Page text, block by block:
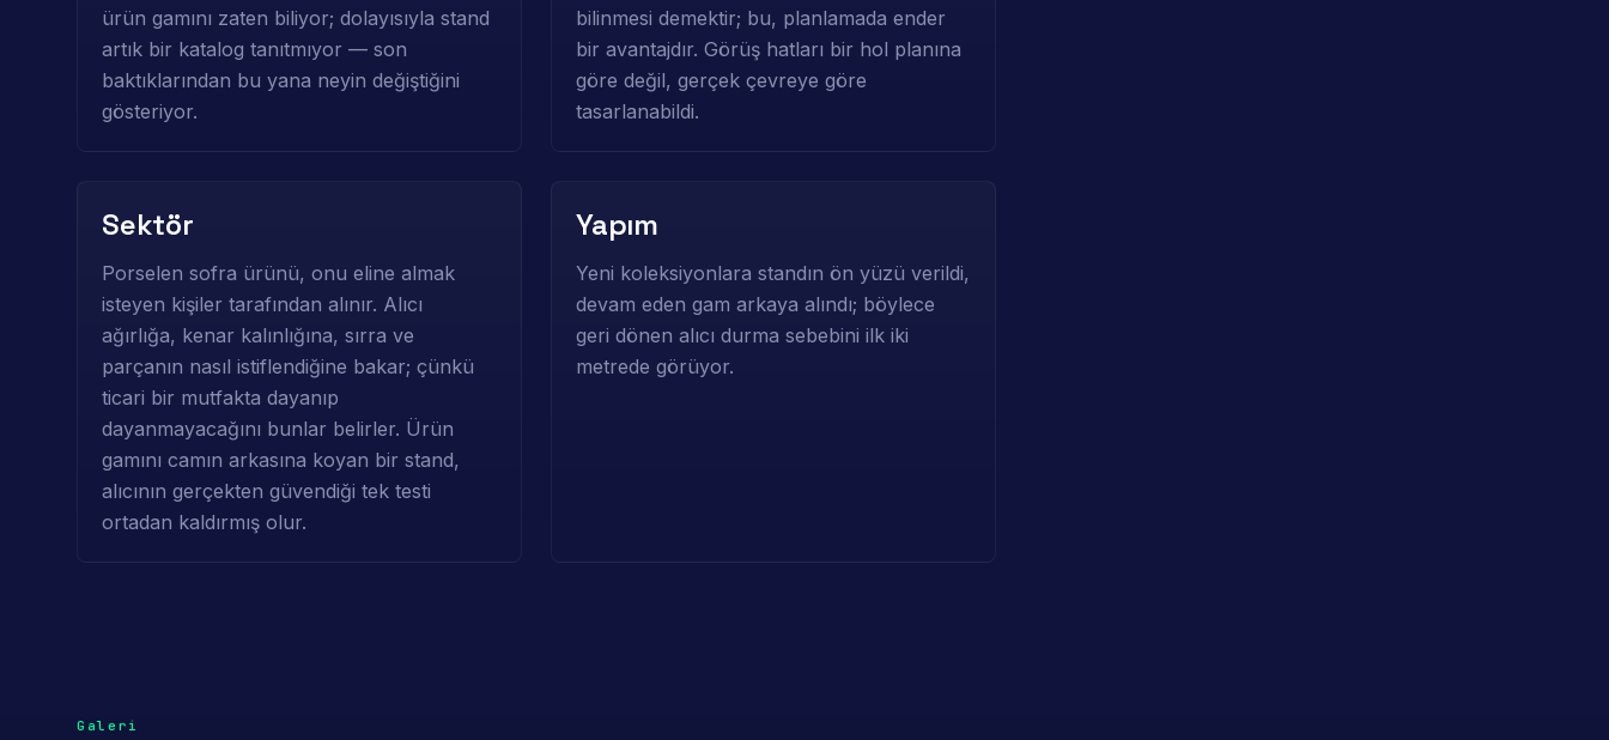
ürün gamını zaten biliyor; dolayısıyla stand
artık bir katalog tanıtmıyor — son
baktıklarından bu yana neyin değiştiğini
gösteriyor.
bilinmesi demektir; bu, planlamada ender
bir avantajdır. Görüş hatları bir hol planına
göre değil, gerçek çevreye göre
tasarlanabildi.
Sektör
Porselen sofra ürünü, onu eline almak
isteyen kişiler tarafından alınır. Alıcı
ağırlığa, kenar kalınlığına, sırra ve
parçanın nasıl istiflendiğine bakar; çünkü
ticari bir mutfakta dayanıp
dayanmayacağını bunlar belirler. Ürün
gamını camın arkasına koyan bir stand,
alıcının gerçekten güvendiği tek testi
ortadan kaldırmış olur.
Yapım
Yeni koleksiyonlara standın ön yüzü verildi,
devam eden gam arkaya alındı; böylece
geri dönen alıcı durma sebebini ilk iki
metrede görüyor.
Galeri